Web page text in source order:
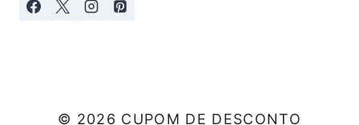
© 2026 CUPOM DE DESCONTO